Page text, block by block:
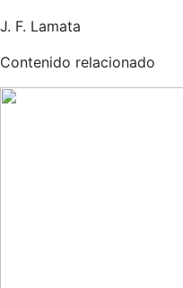
J. F. Lamata
Contenido relacionado